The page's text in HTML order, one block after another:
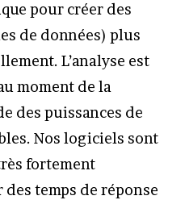
pour créer des
de données) plus
L’analyse est
moment de la
des puissances de
Nos logiciels sont
fortement
temps de réponse